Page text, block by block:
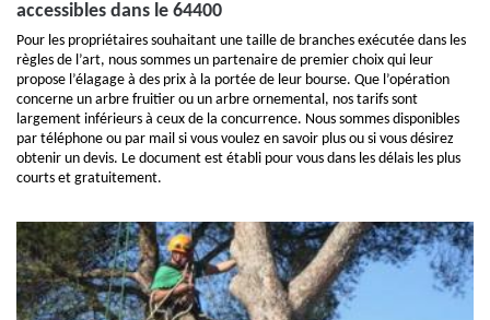
accessibles dans le 64400
Pour les propriétaires souhaitant une taille de branches exécutée dans les
règles de l’art, nous sommes un partenaire de premier choix qui leur
propose l’élagage à des prix à la portée de leur bourse. Que l’opération
concerne un arbre fruitier ou un arbre ornemental, nos tarifs sont
largement inférieurs à ceux de la concurrence. Nous sommes disponibles
par téléphone ou par mail si vous voulez en savoir plus ou si vous désirez
obtenir un devis. Le document est établi pour vous dans les délais les plus
courts et gratuitement.